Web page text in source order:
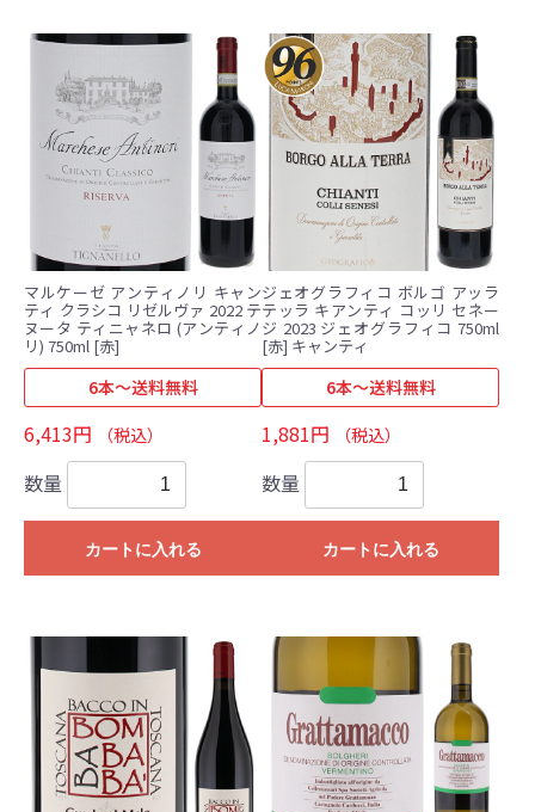
マルケーゼ アンティノリ キャン
ティ クラシコ リゼルヴァ 2022 テ
ヌータ ティニャネロ (アンティノ
リ) 750ml [赤]
6本～送料無料
6,413円 （税込）
数量
カートに入れる
ジェオグラフィコ ボルゴ アッラ
テッラ キアンティ コッリ セネー
ジ 2023 ジェオグラフィコ 750ml
[赤] キャンティ
6本～送料無料
1,881円 （税込）
数量
カートに入れる